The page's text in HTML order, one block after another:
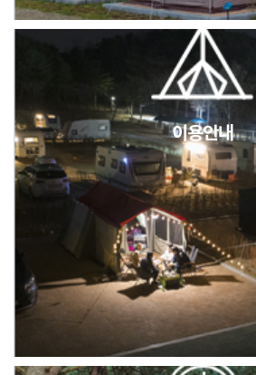
캠핑장(9월1일~6일) 미운영
2026년 5월 캠핑장 안점 점검
캠핑장(9월1일~6일) 미운영 공
이용안내